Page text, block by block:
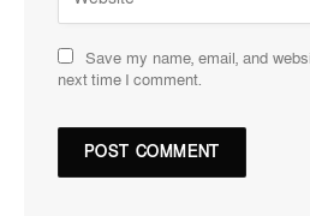
Save my name, email, and
next time I comment.